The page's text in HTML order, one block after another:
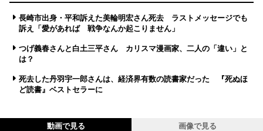
長崎市出身・平和訴えた美輪明宏さん死去 ラストメッセージでも
訴え「愛があれば 戦争なんか起こりません」
つげ義春さんと白土三平さん カリスマ漫画家、二人の「違い」と
は？
死去した丹羽宇一郎さんは、経済界有数の読書家だった 『死ぬほ
ど読書』ベストセラーに
動画で見る 画像で見る